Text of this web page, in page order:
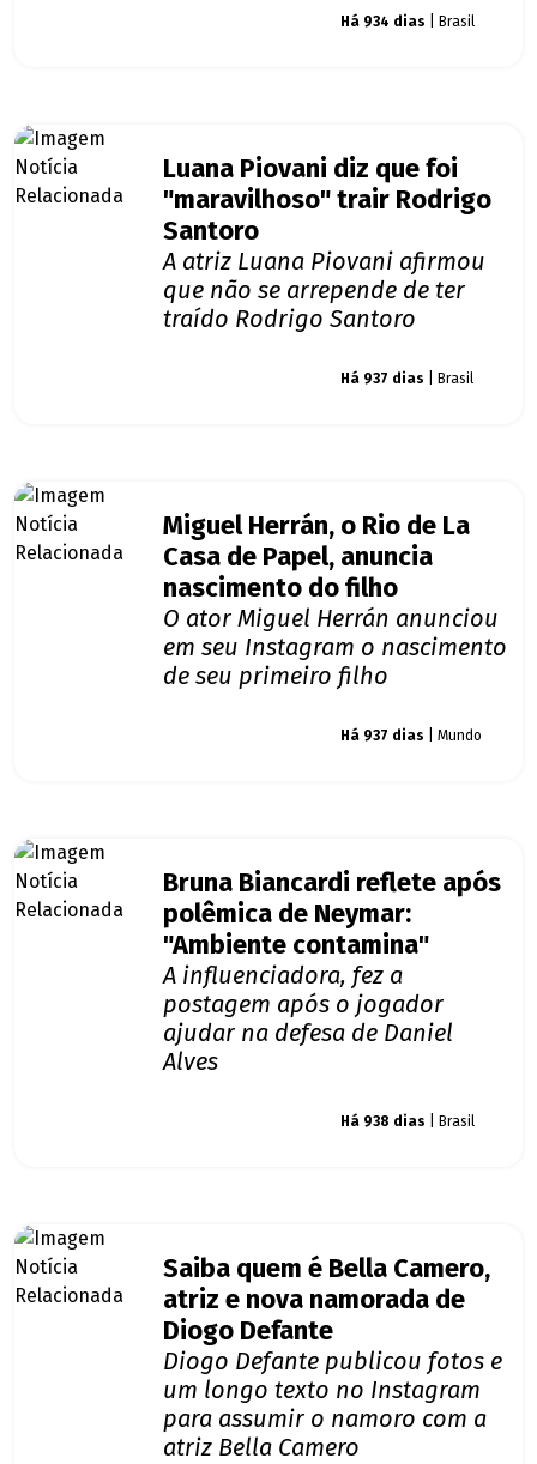
Há 934 dias | Brasil
Luana Piovani diz que foi
"maravilhoso" trair Rodrigo
Santoro
A atriz Luana Piovani afirmou
que não se arrepende de ter
traído Rodrigo Santoro
Há 937 dias | Brasil
Miguel Herrán, o Rio de La
Casa de Papel, anuncia
nascimento do filho
O ator Miguel Herrán anunciou
em seu Instagram o nascimento
de seu primeiro filho
Há 937 dias | Mundo
Bruna Biancardi reflete após
polêmica de Neymar:
"Ambiente contamina"
A influenciadora, fez a
postagem após o jogador
ajudar na defesa de Daniel
Alves
Há 938 dias | Brasil
Saiba quem é Bella Camero,
atriz e nova namorada de
Diogo Defante
Diogo Defante publicou fotos e
um longo texto no Instagram
para assumir o namoro com a
atriz Bella Camero